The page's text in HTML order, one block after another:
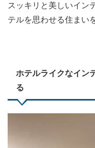
スッキリと美しいイン
テルを思わせる住まい
ホテルライクなイン
る